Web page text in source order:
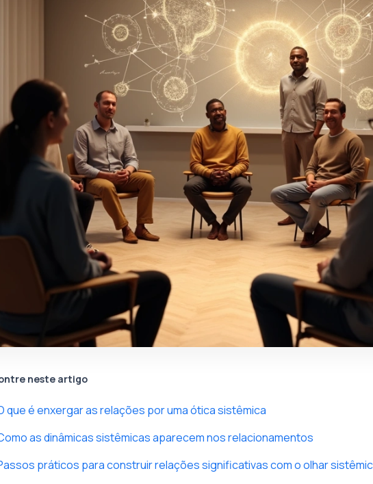
neste artigo
que é enxergar as relações por uma ótica sistêmica
as dinâmicas sistêmicas aparecem nos relacionamentos
práticos para construir relações significativas com o olhar